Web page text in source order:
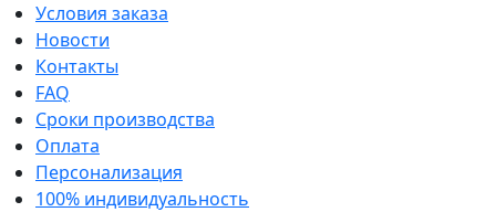
Условия заказа
Новости
Контакты
FAQ
Сроки производства
Оплата
Персонализация
100% индивидуальность